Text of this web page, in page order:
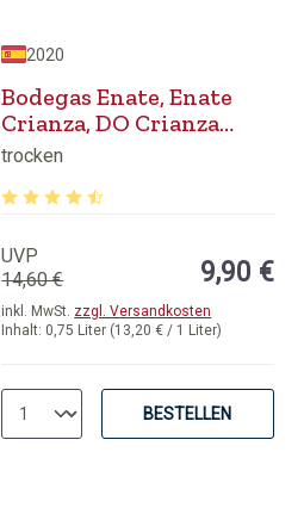
2020
Bodegas Enate, Enate
Crianza, DO Crianza
Somontano
trocken
Inhalt: 0,75 Liter (13,20 € / 1 Liter)
inkl. MwSt. zzgl. Versandkosten
UVP
14,60 €
9,90 €
BESTELLEN